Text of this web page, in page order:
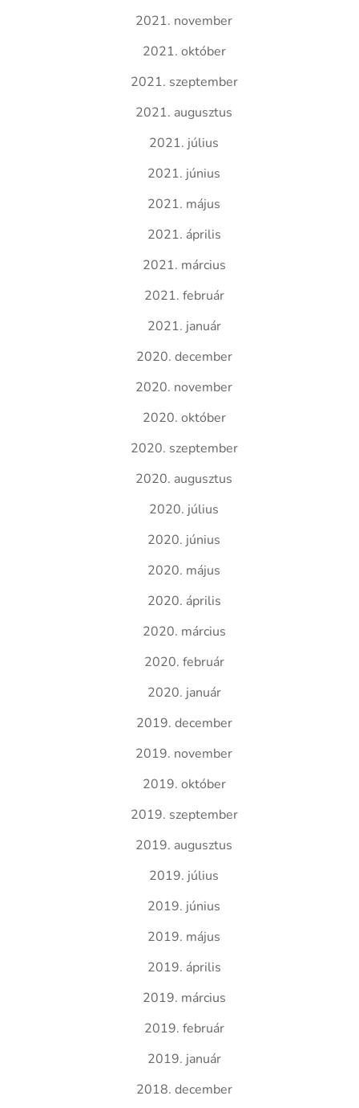
2021. november
2021. október
2021. szeptember
2021. augusztus
2021. július
2021. június
2021. május
2021. április
2021. március
2021. február
2021. január
2020. december
2020. november
2020. október
2020. szeptember
2020. augusztus
2020. július
2020. június
2020. május
2020. április
2020. március
2020. február
2020. január
2019. december
2019. november
2019. október
2019. szeptember
2019. augusztus
2019. július
2019. június
2019. május
2019. április
2019. március
2019. február
2019. január
2018. december